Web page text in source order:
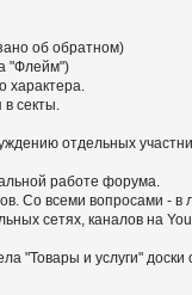
об обратном)
"Флейм")
характера.
в секты.
отдельных
работе форума.
Со всеми вопросами - в
сетях, каналов на
"Товары и услуги"